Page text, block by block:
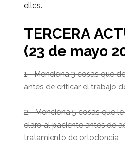
ellos.
TERCERA
(23 de mayo
1.- Menciona 3 cosas que
antes de criticar el trabajo
2.- Menciona 5 cosas que
claro al paciente antes de
tratamiento de ortodoncia